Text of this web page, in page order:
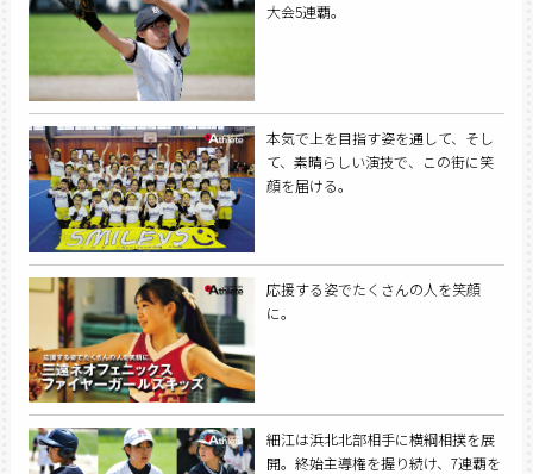
大会5連覇。
本気で上を目指す姿を通して、そし
て、素晴らしい演技で、この街に笑
顔を届ける。
応援する姿でたくさんの人を笑顔
に。
細江は浜北北部相手に横綱相撲を展
開。終始主導権を握り続け、7連覇を